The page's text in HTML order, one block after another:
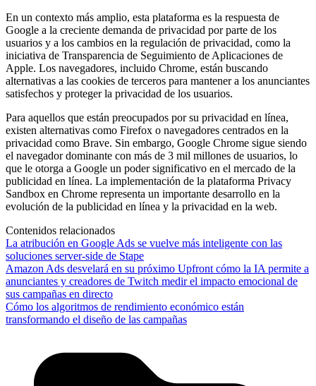
En un contexto más amplio, esta plataforma es la respuesta de
Google a la creciente demanda de privacidad por parte de los
usuarios y a los cambios en la regulación de privacidad, como la
iniciativa de Transparencia de Seguimiento de Aplicaciones de
Apple. Los navegadores, incluido Chrome, están buscando
alternativas a las cookies de terceros para mantener a los anunciantes
satisfechos y proteger la privacidad de los usuarios.
Para aquellos que están preocupados por su privacidad en línea,
existen alternativas como Firefox o navegadores centrados en la
privacidad como Brave. Sin embargo, Google Chrome sigue siendo
el navegador dominante con más de 3 mil millones de usuarios, lo
que le otorga a Google un poder significativo en el mercado de la
publicidad en línea. La implementación de la plataforma Privacy
Sandbox en Chrome representa un importante desarrollo en la
evolución de la publicidad en línea y la privacidad en la web.
Contenidos relacionados
La atribución en Google Ads se vuelve más inteligente con las
soluciones server-side de Stape
Amazon Ads desvelará en su próximo Upfront cómo la IA permite a
anunciantes y creadores de Twitch medir el impacto emocional de
sus campañas en directo
Cómo los algoritmos de rendimiento económico están
transformando el diseño de las campañas